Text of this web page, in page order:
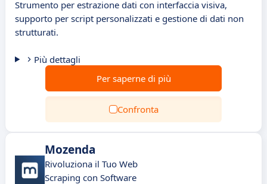
Strumento per estrazione dati con interfaccia visiva,
supporto per script personalizzati e gestione di dati non
strutturati.
Più dettagli
Per saperne di più
Confronta
Mozenda
Rivoluziona il Tuo Web
Scraping con Software